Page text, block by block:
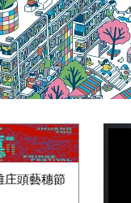
9月23日至9月27日)(另
庄頭藝穗節